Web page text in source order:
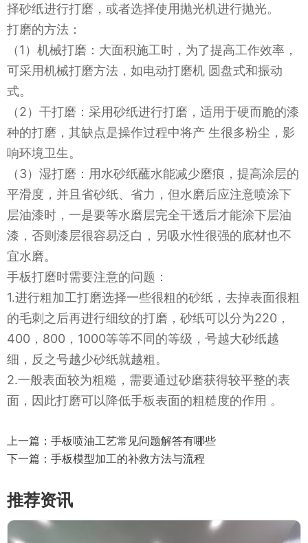
择砂纸进行打磨，或者选择使用抛光机进行抛光。
打磨的方法：
（1）机械打磨：大面积施工时，为了提高工作效率，
可采用机械打磨方法，如电动打磨机 圆盘式和振动
式。
（2）干打磨：采用砂纸进行打磨，适用于硬而脆的漆
种的打磨，其缺点是操作过程中将产 生很多粉尘，影
响环境卫生。
（3）湿打磨：用水砂纸蘸水能减少磨痕，提高涂层的
平滑度，并且省砂纸、省力，但水磨后应注意喷涂下
层油漆时，一是要等水磨层完全干透后才能涂下层油
漆，否则漆层很容易泛白，另吸水性很强的底材也不
宜水磨。
手板打磨时需要注意的问题：
1.进行粗加工打磨选择一些很粗的砂纸，去掉表面很粗
的毛刺之后再进行细纹的打磨，砂纸可以分为220，
400，800，1000等等不同的等级，号越大砂纸越
细，反之号越少砂纸就越粗。
2.一般表面较为粗糙，需要通过砂磨获得较平整的表
面，因此打磨可以降低手板表面的粗糙度的作用 。
上一篇： 手板喷油工艺常见问题解答有哪些
下一篇： 手板模型加工的补救方法与流程
推荐资讯